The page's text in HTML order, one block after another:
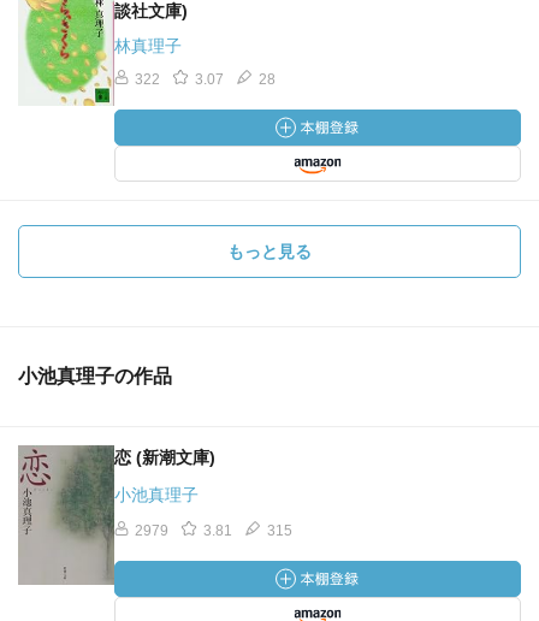
談社文庫)
林真理子
322 3.07 28
もっと見る
小池真理子の作品
恋 (新潮文庫)
小池真理子
2979 3.81 315